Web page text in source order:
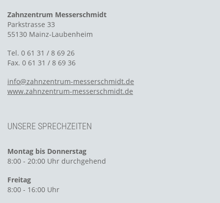
Zahnzentrum Messerschmidt
Parkstrasse 33
55130 Mainz-Laubenheim
Tel. 0 61 31 / 8 69 26
Fax. 0 61 31 / 8 69 36
info@zahnzentrum-messerschmidt.de
www.zahnzentrum-messerschmidt.de
UNSERE SPRECHZEITEN
Montag bis Donnerstag
8:00 - 20:00 Uhr durchgehend
Freitag
8:00 - 16:00 Uhr